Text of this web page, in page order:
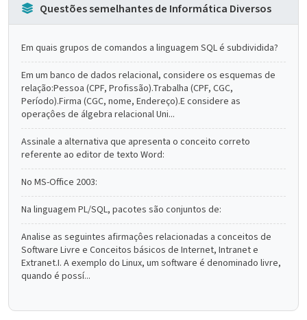
Questões semelhantes de Informática Diversos
Em quais grupos de comandos a linguagem SQL é subdividida?
Em um banco de dados relacional, considere os esquemas de
relação:Pessoa (CPF, Profissão).Trabalha (CPF, CGC,
Período).Firma (CGC, nome, Endereço).E considere as
operaçôes de álgebra relacional Uni...
Assinale a alternativa que apresenta o conceito correto
referente ao editor de texto Word:
No MS-Office 2003:
Na linguagem PL/SQL, pacotes são conjuntos de:
Analise as seguintes afirmaçôes relacionadas a conceitos de
Software Livre e Conceitos básicos de Internet, Intranet e
Extranet.I. A exemplo do Linux, um software é denominado livre,
quando é possí...